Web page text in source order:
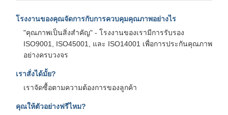
โรงงานของคุณจัดการกับการควบคุมคุณภาพอย่างไร
"คุณภาพเป็นสิ่งสําคัญ" - โรงงานของเรามีการรับรอง
ISO9001, ISO45001, และ ISO14001 เพื่อการประกันคุณภาพ
อย่างครบวงจร
เราสั่งได้มั้ย?
เราจัดซื้อตามความต้องการของลูกค้า
คุณให้ตัวอย่างฟรีไหม?